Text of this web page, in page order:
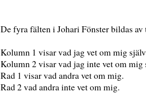
De fyra fälten i Johari Fönster bildas
Kolumn 1 visar vad jag vet om mig
Kolumn 2 visar vad jag inte vet om mig
Rad 1 visar vad andra vet om mig.
Rad 2 vad andra inte vet om mig.